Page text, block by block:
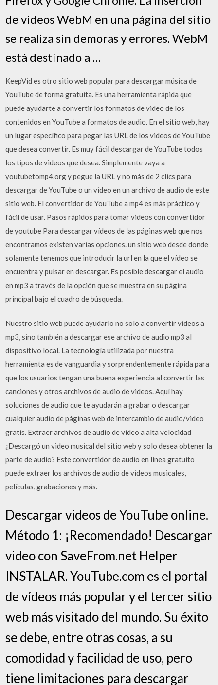
de videos WebM en una página del sitio
se realiza sin demoras y errores. WebM
está destinado a …
KeepVid es otro sitio web popular para descargar música de
YouTube de forma gratuita. Es una herramienta rápida que
puede ayudarte a convertir los formatos de video de los
contenidos en YouTube a formatos de audio. En el sitio web, hay
un lugar específico para pegar las URL de los videos de YouTube
que desea convertir. Es muy fácil descargar de YouTube todos
los tipos de videos que desea. Simplemente vaya a
youtubetomp4.org y pegue la URL y no más de 2 clics para
descargar de YouTube o un video en un archivo de audio de este
sitio web. El convertidor de YouTube a mp4 es más práctico y
fácil de usar. Pasos rápidos para tomar videos con convertidor
de youtube Para descargar vídeos de las páginas web que nos
encontramos existen varias opciones. un sitio web desde donde
solamente tenemos que introducir la url en la que el vídeo se
encuentra y pulsar en descargar. Es posible descargar el audio
en mp3 a través de la opción que se muestra en su página
principal bajo el cuadro de búsqueda.
Nuestro sitio web puede ayudarlo no solo a convertir videos a
mp3, sino también a descargar ese archivo de audio mp3 al
dispositivo local. La tecnología utilizada por nuestra
herramienta es de vanguardia y sorprendentemente rápida para
que los usuarios tengan una buena experiencia al convertir las
canciones y otros archivos de audio de videos. Aquí hay
soluciones de audio que te ayudarán a grabar o descargar
cualquier audio de páginas web de intercambio de audio/video
gratis. Extraer archivos de audio de video a alta velocidad
¿Descargó un video musical del sitio web y solo desea obtener la
parte de audio? Este convertidor de audio en línea gratuito
puede extraer los archivos de audio de videos musicales,
películas, grabaciones y más.
Descargar videos de YouTube online.
Método 1: ¡Recomendado! Descargar
video con SaveFrom.net Helper
INSTALAR. YouTube.com es el portal
de vídeos más popular y el tercer sitio
web más visitado del mundo. Su éxito
se debe, entre otras cosas, a su
comodidad y facilidad de uso, pero
tiene limitaciones para descargar